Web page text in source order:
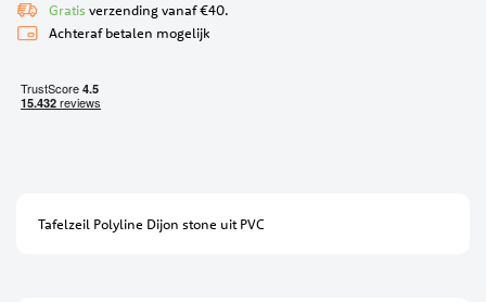
Gratis verzending vanaf €40.
Achteraf betalen mogelijk
Tafelzeil Polyline Dijon stone uit PVC